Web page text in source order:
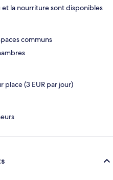
et la nourriture sont disponibles
communs
place (3 EUR par jour)